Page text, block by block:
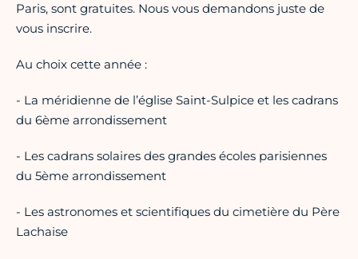
Paris, sont gratuites. Nous vous demandons juste de
vous inscrire.
Au choix cette année :
- La méridienne de l’église Saint-Sulpice et les cadrans
du 6ème arrondissement
- Les cadrans solaires des grandes écoles parisiennes
du 5ème arrondissement
- Les astronomes et scientifiques du cimetière du Père
Lachaise